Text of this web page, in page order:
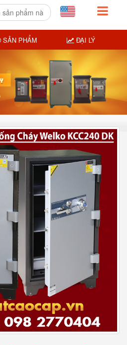
SẢN PHẨM ĐẠI LÝ